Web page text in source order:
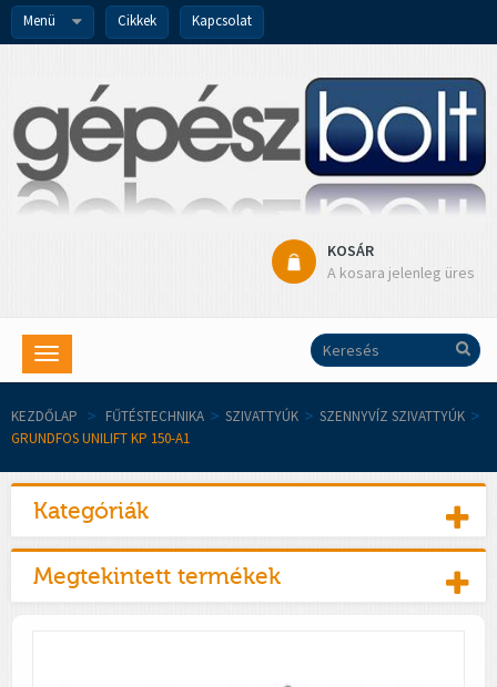
Menü Cikkek Kapcsolat
KOSÁR
A kosara jelenleg üres
Toggle
navigation
KEZDŐLAP > FŰTÉSTECHNIKA > SZIVATTYÚK > SZENNYVÍZ SZIVATTYÚK >
GRUNDFOS UNILIFT KP 150-A1
Kategóriák
Megtekintett termékek